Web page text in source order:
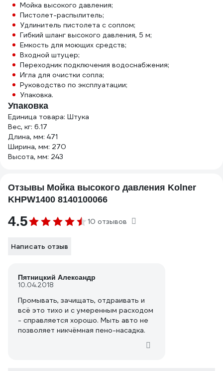
Мойка высокого давления;
Пистолет-распылитель;
Удлинитель пистолета с соплом;
Гибкий шланг высокого давления, 5 м;
Емкость для моющих средств;
Входной штуцер;
Переходник подключения водоснабжения;
Игла для очистки сопла;
Руководство по эксплуатации;
Упаковка.
Упаковка
Единица товара: Штука
Вес, кг: 6.17
Длина, мм: 471
Ширина, мм: 270
Высота, мм: 243
Отзывы Мойка высокого давления Kolner
KHPW1400 8140100066
4.5 10 отзывов
Написать отзыв
Пятницкий Александр
10.04.2018
Промывать, зачищать, отдраивать и
всё это тихо и с умеренным расходом
- справляется хорошо. Мыть авто не
позволяет никчёмная пено-насадка.